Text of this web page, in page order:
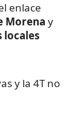
enlace
Morena y
locales
y la 4T no